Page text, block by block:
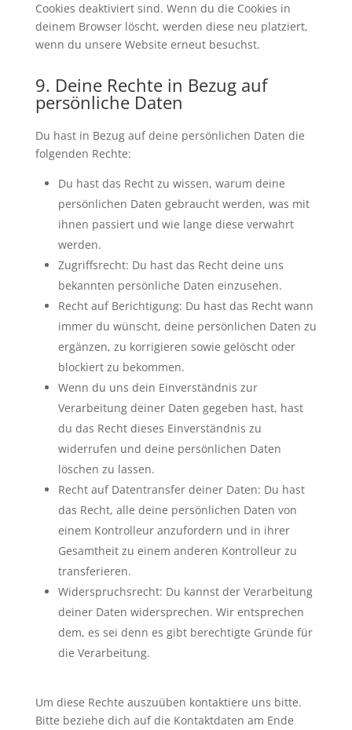
Cookies deaktiviert sind. Wenn du die Cookies in
deinem Browser löscht, werden diese neu platziert,
wenn du unsere Website erneut besuchst.
9. Deine Rechte in Bezug auf
persönliche Daten
Du hast in Bezug auf deine persönlichen Daten die
folgenden Rechte:
Du hast das Recht zu wissen, warum deine
persönlichen Daten gebraucht werden, was mit
ihnen passiert und wie lange diese verwahrt
werden.
Zugriffsrecht: Du hast das Recht deine uns
bekannten persönliche Daten einzusehen.
Recht auf Berichtigung: Du hast das Recht wann
immer du wünscht, deine persönlichen Daten zu
ergänzen, zu korrigieren sowie gelöscht oder
blockiert zu bekommen.
Wenn du uns dein Einverständnis zur
Verarbeitung deiner Daten gegeben hast, hast
du das Recht dieses Einverständnis zu
widerrufen und deine persönlichen Daten
löschen zu lassen.
Recht auf Datentransfer deiner Daten: Du hast
das Recht, alle deine persönlichen Daten von
einem Kontrolleur anzufordern und in ihrer
Gesamtheit zu einem anderen Kontrolleur zu
transferieren.
Widerspruchsrecht: Du kannst der Verarbeitung
deiner Daten widersprechen. Wir entsprechen
dem, es sei denn es gibt berechtigte Gründe für
die Verarbeitung.
Um diese Rechte auszuüben kontaktiere uns bitte.
Bitte beziehe dich auf die Kontaktdaten am Ende